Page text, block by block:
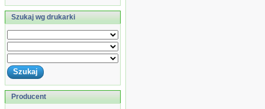
Szukaj wg drukarki
Producent